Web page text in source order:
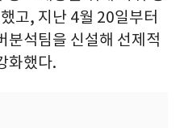
고, 지난 4월 20일부터
분석팀을 신설해 선제적
화했다.